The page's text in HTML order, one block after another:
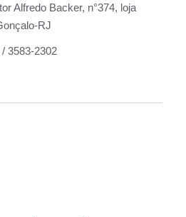
Alfredo Backer, n°374, loja
RJ
3583-2302